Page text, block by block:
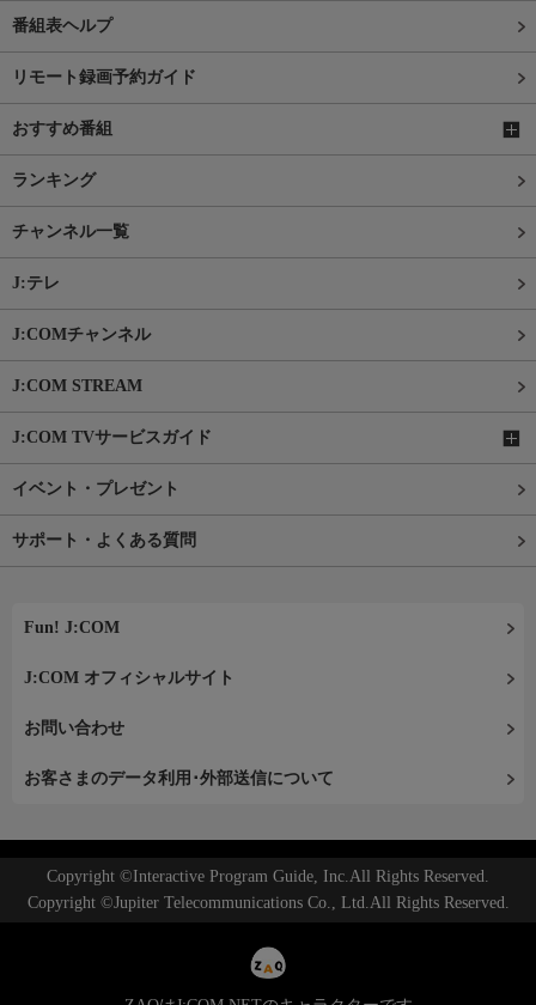
番組表ヘルプ
リモート録画予約ガイド
おすすめ番組
ランキング
チャンネル一覧
J:テレ
J:COMチャンネル
J:COM STREAM
J:COM TVサービスガイド
イベント・プレゼント
サポート・よくある質問
Fun! J:COM
J:COM オフィシャルサイト
お問い合わせ
お客さまのデータ利用･外部送信について
Copyright ©Interactive Program Guide, Inc.All Rights Reserved.
Copyright ©Jupiter Telecommunications Co., Ltd.All Rights Reserved.